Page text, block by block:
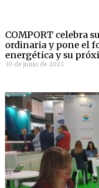
COMPORT celebra
ordinaria y pone el
energética y su
30 de junio de 2023